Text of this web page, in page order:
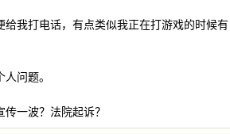
我打电话，有点类似我正在打游戏的时候有
问题。
一波？法院起诉？